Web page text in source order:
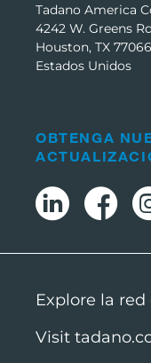
Tadano America
4242 W. Greens
Houston, TX 77066
Estados Unidos
OBTENGA
Explore la red
Visit